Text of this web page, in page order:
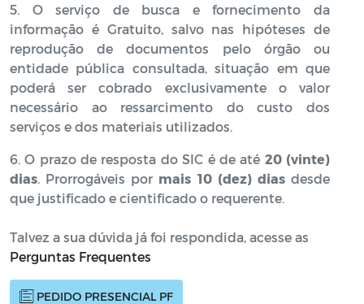
5. O serviço de busca e fornecimento da
informação é Gratuito, salvo nas hipóteses de
reprodução de documentos pelo órgão ou
entidade pública consultada, situação em que
poderá ser cobrado exclusivamente o valor
necessário ao ressarcimento do custo dos
serviços e dos materiais utilizados.
6. O prazo de resposta do SIC é de até 20 (vinte)
dias . Prorrogáveis por mais 10 (dez) diasdesde
que justificado e cientificado o requerente.
Talvez a sua dúvida já foi respondida, acesse as
Perguntas Frequentes
PEDIDO PRESENCIAL PF